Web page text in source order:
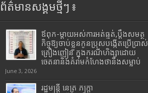
ព័ត៌មានសង្គមថ្មីៗ ៖
ឪពុក-ម្ដាយអស់ការអត់ធ្មត់,ប្ដឹងសមត្ថ
កិច្ចឱ្យចាប់ខ្លួនកូនប្រុសបង្កើតប្រើប្រាស់
គ្រឿងញៀន ក្នុងករណីហិង្សាដោយ
ចេតនានិងគំរាមកំហែងថានឹងសម្លាប់
June 3, 2026
រដ្ឋមន្រ្តី​ នេត្រ​ ភក្ត្រា​